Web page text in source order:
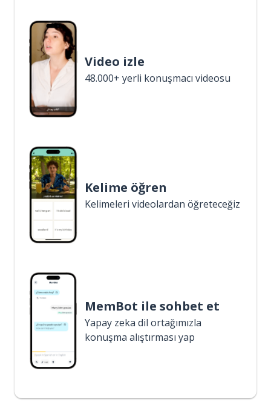
Video izle
48.000+ yerli konuşmacı videosu
Kelime öğren
Kelimeleri videolardan öğreteceğiz
MemBot ile sohbet et
Yapay zeka dil ortağımızla
konuşma alıştırması yap